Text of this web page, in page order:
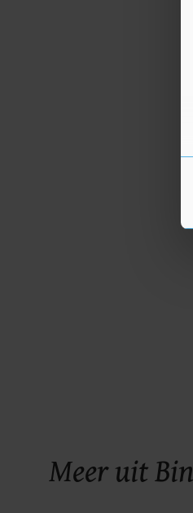
Meer uit